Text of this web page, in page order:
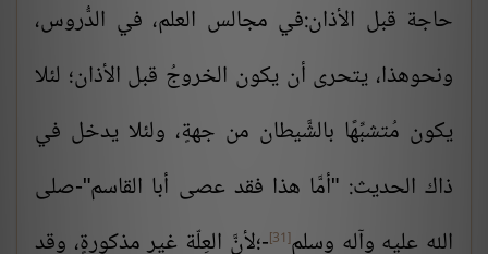
حاجة قبل الأذان:في مجالس العلم، في الدُّروس،
ونحوهذا، يتحرى أن يكون الخروجُ قبل الأذان؛ لئلا
يكون مُتشبِّهًا بالشَّيطان من جهةٍ، ولئلا يدخل في
ذاك الحديث: "أمَّا هذا فقد عصى أبا القاسم"-صلى
الله عليه وآله وسلم[31]
-؛لأنَّ العِلّة غير مذكورةٍ، وقد